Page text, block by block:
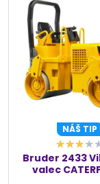
NÁŠ TIP
Bruder 2433
valec